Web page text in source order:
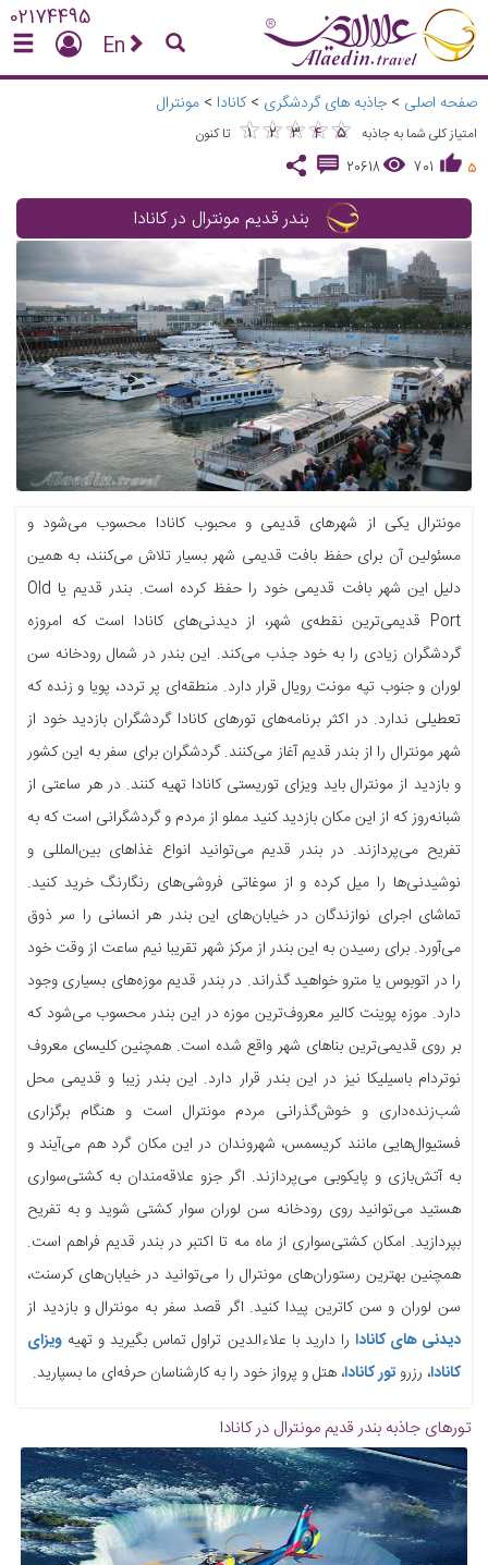
02174495
En
صفحه اصلی > جاذبه های گردشگری > کانادا > مونترال
امتیاز کلی شما به جاذبه ★
1 ★
2 ★
3 ★
4 ★
5
★★★★★
تا کنون
5
701
20618
بندر قدیم مونترال در کانادا
Next
مونترال یکی از شهرهای قدیمی و محبوب کانادا محسوب می‌شود و
مسئولین آن برای حفظ بافت قدیمی شهر بسیار تلاش می‌کنند، به همین
دلیل این شهر بافت قدیمی خود را حفظ کرده است. بندر قدیم یا Old
Port قدیمی‌ترین نقطه‌ی شهر، از دیدنی‌های کانادا است که امروزه
گردشگران زیادی را به خود جذب می‌کند. این بندر در شمال رودخانه سن
لوران و جنوب تپه مونت رویال قرار دارد. منطقه‌ای پر تردد، پویا و زنده که
تعطیلی ندارد. در اکثر برنامه‌های تورهای کانادا گردشگران بازدید خود از
شهر مونترال را از بندر قدیم آغاز می‌کنند. گردشگران برای سفر به این کشور
و بازدید از مونترال باید ویزای توریستی کانادا تهیه کنند. در هر ساعتی از
شبانه‌روز که از این مکان بازدید کنید مملو از مردم و گردشگرانی است که به
تفریح می‌پردازند. در بندر قدیم می‌توانید انواع غذاهای بین‌المللی و
نوشیدنی‌ها را میل کرده و از سوغاتی فروشی‌های رنگارنگ خرید کنید.
تماشای اجرای نوازندگان در خیابان‌های این بندر هر انسانی را سر ذوق
می‌آورد. برای رسیدن به این بندر از مرکز شهر تقریبا نیم ساعت از وقت خود
را در اتوبوس یا مترو خواهید گذراند. در بندر قدیم موزه‌های بسیاری وجود
دارد. موزه پوینت کالیر معروف‌ترین موزه در این بندر محسوب می‌شود که
بر روی قدیمی‌ترین بناهای شهر واقع شده است. همچنین کلیسای معروف
نوتردام باسیلیکا نیز در این بندر قرار دارد. این بندر زیبا و قدیمی محل
شب‌زنده‌داری و خوش‌گذرانی مردم مونترال است و هنگام برگزاری
فستیوال‌هایی مانند کریسمس، شهروندان در این مکان گرد هم می‌آیند و
به آتش‌بازی و پایکوبی می‌پردازند. اگر جزو علاقه‌مندان به کشتی‌سواری
هستید می‌توانید روی رودخانه سن لوران سوار کشتی شوید و به تفریح
بپردازید. امکان کشتی‌سواری از ماه مه تا اکتبر در بندر قدیم فراهم است.
همچنین بهترین رستوران‌های مونترال را می‌توانید در خیابان‌های کرسنت،
سن لوران و سن کاترین پیدا کنید. اگر قصد سفر به مونترال و بازدید از
دیدنی‌ های کانادا را دارید با علاءالدین تراول تماس بگیرید و تهیه ویزای
کانادا، رزروتور کانادا، هتل و پرواز خود را به کارشناسان حرفه‌ای ما بسپارید.
تورهای جاذبه بندر قدیم مونترال در کانادا